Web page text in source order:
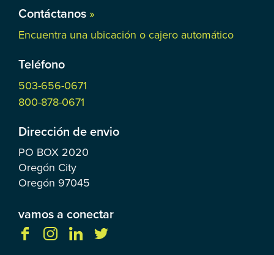
Contáctanos »
Encuentra una ubicación o cajero automático
Teléfono
503-656-0671
800-878-0671
Dirección de envio
PO BOX 2020
Oregón City
Oregón 97045
vamos a conectar